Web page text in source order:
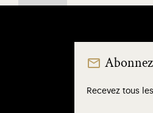
Recevez tous